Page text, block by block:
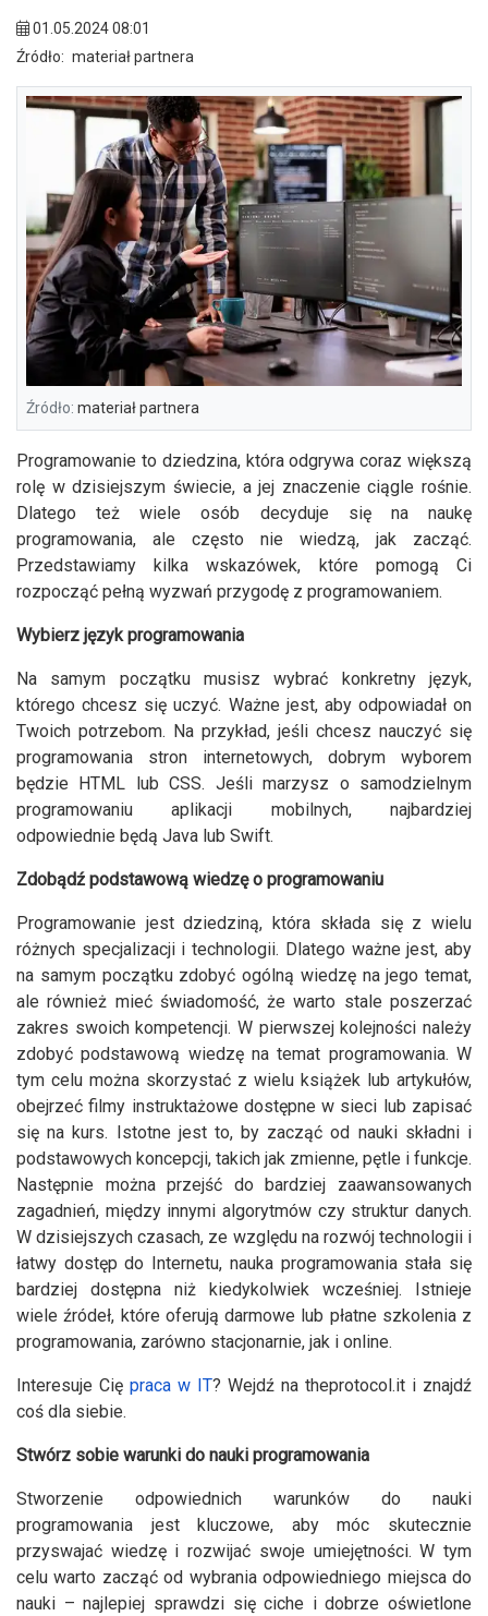
01.05.2024 08:01
Źródło: materiał partnera
Źródło: materiał partnera
Programowanie to dziedzina, która odgrywa coraz większą
rolę w dzisiejszym świecie, a jej znaczenie ciągle rośnie.
Dlatego też wiele osób decyduje się na naukę
programowania, ale często nie wiedzą, jak zacząć.
Przedstawiamy kilka wskazówek, które pomogą Ci
rozpocząć pełną wyzwań przygodę z programowaniem.
Wybierz język programowania
Na samym początku musisz wybrać konkretny język,
którego chcesz się uczyć. Ważne jest, aby odpowiadał on
Twoich potrzebom. Na przykład, jeśli chcesz nauczyć się
programowania stron internetowych, dobrym wyborem
będzie HTML lub CSS. Jeśli marzysz o samodzielnym
programowaniu aplikacji mobilnych, najbardziej
odpowiednie będą Java lub Swift.
Zdobądź podstawową wiedzę o programowaniu
Programowanie jest dziedziną, która składa się z wielu
różnych specjalizacji i technologii. Dlatego ważne jest, aby
na samym początku zdobyć ogólną wiedzę na jego temat,
ale również mieć świadomość, że warto stale poszerzać
zakres swoich kompetencji. W pierwszej kolejności należy
zdobyć podstawową wiedzę na temat programowania. W
tym celu można skorzystać z wielu książek lub artykułów,
obejrzeć filmy instruktażowe dostępne w sieci lub zapisać
się na kurs. Istotne jest to, by zacząć od nauki składni i
podstawowych koncepcji, takich jak zmienne, pętle i funkcje.
Następnie można przejść do bardziej zaawansowanych
zagadnień, między innymi algorytmów czy struktur danych.
W dzisiejszych czasach, ze względu na rozwój technologii i
łatwy dostęp do Internetu, nauka programowania stała się
bardziej dostępna niż kiedykolwiek wcześniej. Istnieje
wiele źródeł, które oferują darmowe lub płatne szkolenia z
programowania, zarówno stacjonarnie, jak i online.
Interesuje Cię praca w IT? Wejdź na theprotocol.it i znajdź
coś dla siebie.
Stwórz sobie warunki do nauki programowania
Stworzenie odpowiednich warunków do nauki
programowania jest kluczowe, aby móc skutecznie
przyswajać wiedzę i rozwijać swoje umiejętności. W tym
celu warto zacząć od wybrania odpowiedniego miejsca do
nauki – najlepiej sprawdzi się ciche i dobrze oświetlone